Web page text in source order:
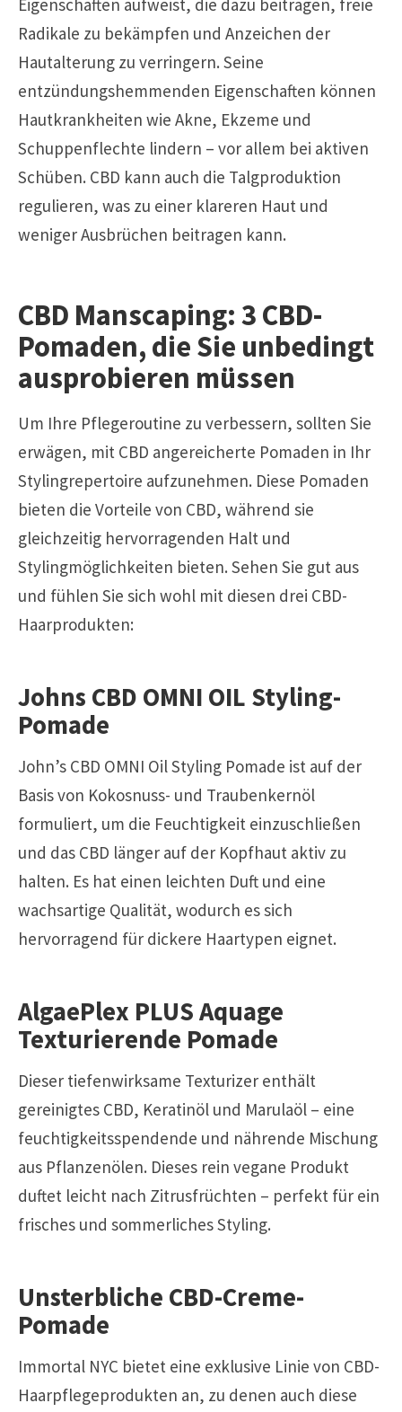
Eigenschaften aufweist, die dazu beitragen, freie
Radikale zu bekämpfen und Anzeichen der
Hautalterung zu verringern. Seine
entzündungshemmenden Eigenschaften können
Hautkrankheiten wie Akne, Ekzeme und
Schuppenflechte lindern – vor allem bei aktiven
Schüben. CBD kann auch die Talgproduktion
regulieren, was zu einer klareren Haut und
weniger Ausbrüchen beitragen kann.
CBD Manscaping: 3 CBD-
Pomaden, die Sie unbedingt
ausprobieren müssen
Um Ihre Pflegeroutine zu verbessern, sollten Sie
erwägen, mit CBD angereicherte Pomaden in Ihr
Stylingrepertoire aufzunehmen. Diese Pomaden
bieten die Vorteile von CBD, während sie
gleichzeitig hervorragenden Halt und
Stylingmöglichkeiten bieten. Sehen Sie gut aus
und fühlen Sie sich wohl mit diesen drei CBD-
Haarprodukten:
Johns CBD OMNI OIL Styling-
Pomade
John’s CBD OMNI Oil Styling Pomade ist auf der
Basis von Kokosnuss- und Traubenkernöl
formuliert, um die Feuchtigkeit einzuschließen
und das CBD länger auf der Kopfhaut aktiv zu
halten. Es hat einen leichten Duft und eine
wachsartige Qualität, wodurch es sich
hervorragend für dickere Haartypen eignet.
AlgaePlex PLUS Aquage
Texturierende Pomade
Dieser tiefenwirksame Texturizer enthält
gereinigtes CBD, Keratinöl und Marulaöl – eine
feuchtigkeitsspendende und nährende Mischung
aus Pflanzenölen. Dieses rein vegane Produkt
duftet leicht nach Zitrusfrüchten – perfekt für ein
frisches und sommerliches Styling.
Unsterbliche CBD-Creme-
Pomade
Immortal NYC bietet eine exklusive Linie von CBD-
Haarpflegeprodukten an, zu denen auch diese